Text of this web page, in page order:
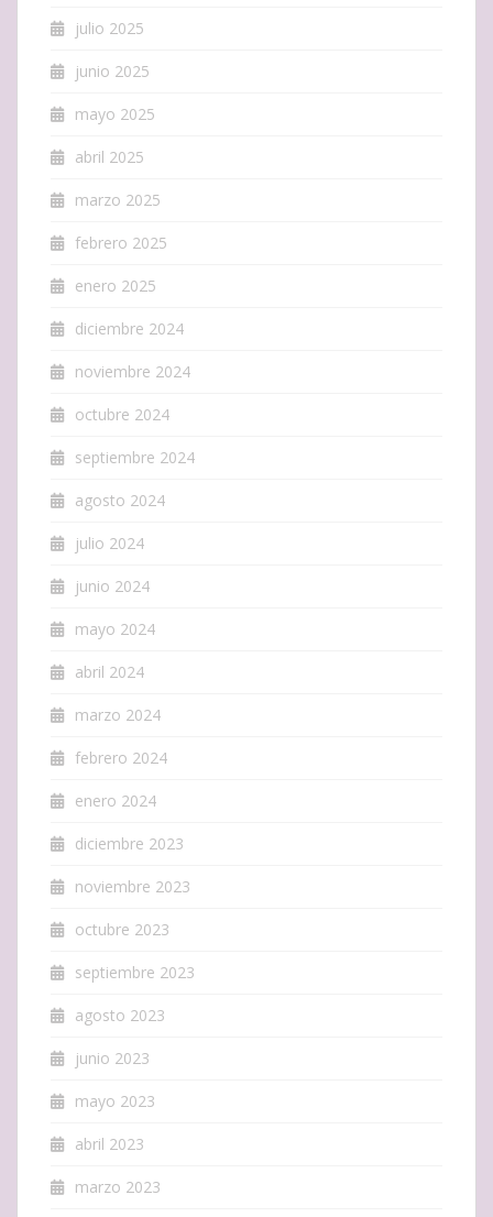
julio 2025
junio 2025
mayo 2025
abril 2025
marzo 2025
febrero 2025
enero 2025
diciembre 2024
noviembre 2024
octubre 2024
septiembre 2024
agosto 2024
julio 2024
junio 2024
mayo 2024
abril 2024
marzo 2024
febrero 2024
enero 2024
diciembre 2023
noviembre 2023
octubre 2023
septiembre 2023
agosto 2023
junio 2023
mayo 2023
abril 2023
marzo 2023